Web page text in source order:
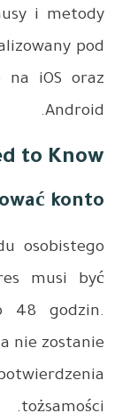
dostępne
płatności.
kątem
Prześlij
oraz
zgodny).
Możesz